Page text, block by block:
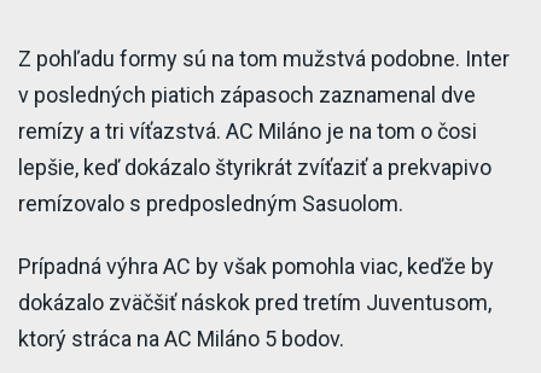
Z pohľadu formy sú na tom mužstvá podobne. Inter
v posledných piatich zápasoch zaznamenal dve
remízy a tri víťazstvá. AC Miláno je na tom o čosi
lepšie, keď dokázalo štyrikrát zvíťaziť a prekvapivo
remízovalo s predposledným Sasuolom.
Prípadná výhra AC by však pomohla viac, keďže by
dokázalo zväčšiť náskok pred tretím Juventusom,
ktorý stráca na AC Miláno 5 bodov.